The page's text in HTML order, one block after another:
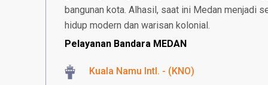
bangunan kota. Alhasil, saat ini Medan menjadi
hidup modern dan warisan kolonial.
Pelayanan Bandara MEDAN
Kuala Namu Intl. - (KNO)